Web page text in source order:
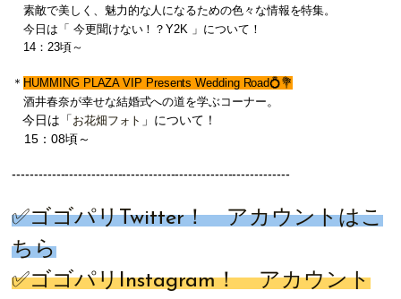
素敵で美しく、魅力的な人になるための色々な情報を特集。
今日は「 今更聞けない！？Y2K 」について！
14：23頃～
＊ HUMMING PLAZA VIP Presents Wedding Road💍💐
酒井春奈が幸せな結婚式への道を学ぶコーナー 。
今日は「 お花畑フォト
」について！
15：08頃～
---------------------------------------------------------------
✅ゴゴパリTwitter！ アカウントはこ
ちら
✅ゴゴパリInstagram！ アカウント